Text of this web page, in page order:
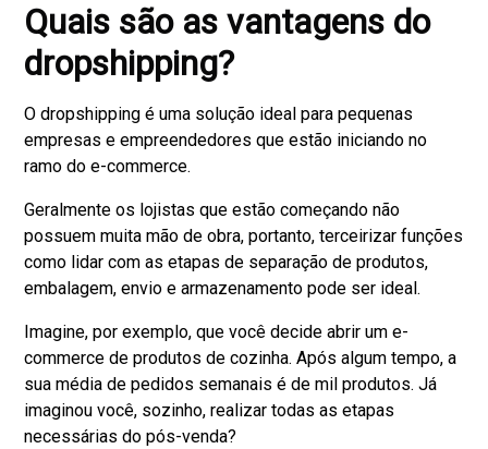
Quais são as vantagens do
dropshipping?
O dropshipping é uma solução ideal para pequenas
empresas e empreendedores que estão iniciando no
ramo do e-commerce.
Geralmente os lojistas que estão começando não
possuem muita mão de obra, portanto, terceirizar funções
como lidar com as etapas de separação de produtos,
embalagem, envio e armazenamento pode ser ideal.
Imagine, por exemplo, que você decide abrir um e-
commerce de produtos de cozinha. Após algum tempo, a
sua média de pedidos semanais é de mil produtos. Já
imaginou você, sozinho, realizar todas as etapas
necessárias do pós-venda?